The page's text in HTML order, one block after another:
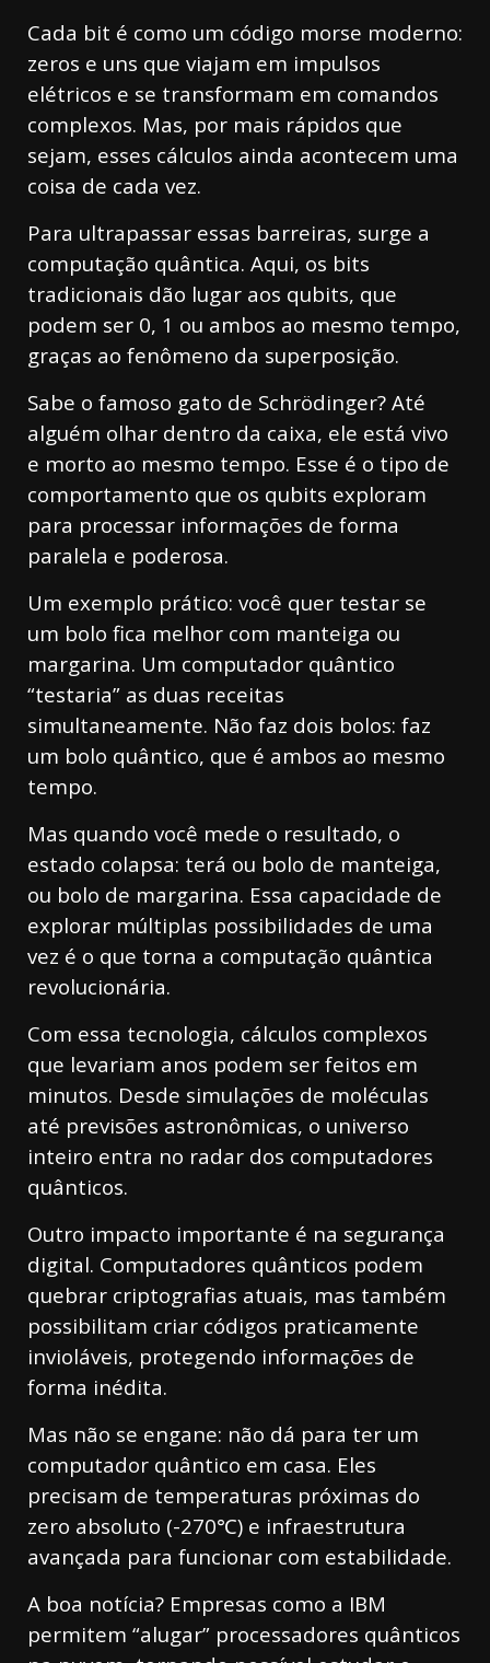
Cada bit é como um código morse moderno:
zeros e uns que viajam em impulsos
elétricos e se transformam em comandos
complexos. Mas, por mais rápidos que
sejam, esses cálculos ainda acontecem uma
coisa de cada vez.
Para ultrapassar essas barreiras, surge a
computação quântica. Aqui, os bits
tradicionais dão lugar aos qubits, que
podem ser 0, 1 ou ambos ao mesmo tempo,
graças ao fenômeno da superposição.
Sabe o famoso gato de Schrödinger? Até
alguém olhar dentro da caixa, ele está vivo
e morto ao mesmo tempo. Esse é o tipo de
comportamento que os qubits exploram
para processar informações de forma
paralela e poderosa.
Um exemplo prático: você quer testar se
um bolo fica melhor com manteiga ou
margarina. Um computador quântico
“testaria” as duas receitas
simultaneamente. Não faz dois bolos: faz
um bolo quântico, que é ambos ao mesmo
tempo.
Mas quando você mede o resultado, o
estado colapsa: terá ou bolo de manteiga,
ou bolo de margarina. Essa capacidade de
explorar múltiplas possibilidades de uma
vez é o que torna a computação quântica
revolucionária.
Com essa tecnologia, cálculos complexos
que levariam anos podem ser feitos em
minutos. Desde simulações de moléculas
até previsões astronômicas, o universo
inteiro entra no radar dos computadores
quânticos.
Outro impacto importante é na segurança
digital. Computadores quânticos podem
quebrar criptografias atuais, mas também
possibilitam criar códigos praticamente
invioláveis, protegendo informações de
forma inédita.
Mas não se engane: não dá para ter um
computador quântico em casa. Eles
precisam de temperaturas próximas do
zero absoluto (-270℃) e infraestrutura
avançada para funcionar com estabilidade.
A boa notícia? Empresas como a IBM
permitem “alugar” processadores quânticos